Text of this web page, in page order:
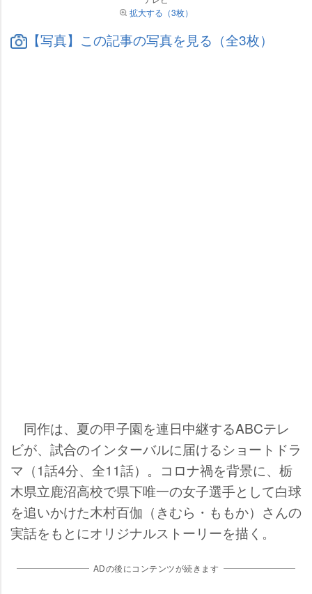
拡大する（3枚）
【写真】この記事の写真を見る（全3枚）
同作は、夏の甲子園を連日中継するABCテレ
ビが、試合のインターバルに届けるショートドラ
マ（1話4分、全11話）。コロナ禍を背景に、栃
木県立鹿沼高校で県下唯一の女子選手として白球
を追いかけた木村百伽（きむら・ももか）さんの
実話をもとにオリジナルストーリーを描く。
ADの後にコンテンツが続きます